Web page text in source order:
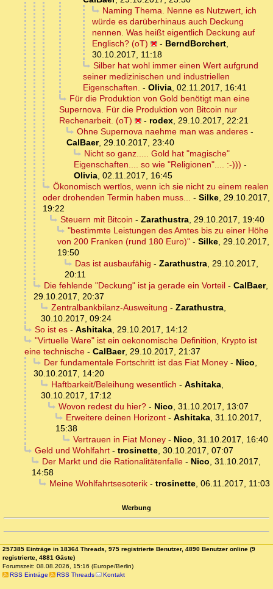
Naming Thema. Nenne es Nutzwert, ich
würde es darüberhinaus auch Deckung
nennen. Was heißt eigentlich Deckung auf
Englisch? (oT)
- BerndBorchert,
30.10.2017, 11:18
Silber hat wohl immer einen Wert aufgrund
seiner medizinischen und industriellen
Eigenschaften. - Olivia, 02.11.2017, 16:41
Für die Produktion von Gold benötigt man eine
Supernova. Für die Produktion von Bitcoin nur
Rechenarbeit. (oT)
- rodex, 29.10.2017, 22:21
Ohne Supernova naehme man was anderes-
CalBaer, 29.10.2017, 23:40
Nicht so ganz..... Gold hat "magische"
Eigenschaften.... so wie "Religionen".... :-))) -
Olivia, 02.11.2017, 16:45
Ökonomisch wertlos, wenn ich sie nicht zu einem realen
oder drohenden Termin haben muss... - Silke, 29.10.2017,
19:22
Steuern mit Bitcoin - Zarathustra, 29.10.2017, 19:40
"bestimmte Leistungen des Amtes bis zu einer Höhe
von 200 Franken (rund 180 Euro)" - Silke, 29.10.2017,
19:50
Das ist ausbaufähig - Zarathustra, 29.10.2017,
20:11
Die fehlende "Deckung" ist ja gerade ein Vorteil- CalBaer,
29.10.2017, 20:37
Zentralbankbilanz-Ausweitung - Zarathustra,
30.10.2017, 09:24
So ist es- Ashitaka, 29.10.2017, 14:12
"Virtuelle Ware" ist ein oekonomische Definition, Krypto ist
eine technische - CalBaer, 29.10.2017, 21:37
Der fundamentale Fortschritt ist das Fiat Money- Nico,
30.10.2017, 14:20
Haftbarkeit/Beleihung wesentlich - Ashitaka,
30.10.2017, 17:12
Wovon redest du hier?- Nico, 31.10.2017, 13:07
Erweitere deinen Horizont- Ashitaka, 31.10.2017,
15:38
Vertrauen in Fiat Money- Nico, 31.10.2017, 16:40
Geld und Wohlfahrt- trosinette, 30.10.2017, 07:07
Der Markt und die Rationalitätenfalle- Nico, 31.10.2017,
14:58
Meine Wohlfahrtsesoterik- trosinette, 06.11.2017, 11:03
Werbung
257385 Einträge in 18364 Threads, 975 registrierte Benutzer, 4890 Benutzer online (9
registrierte, 4881 Gäste)
Forumszeit: 08.08.2026, 15:16 (Europe/Berlin)
RSS Einträge
RSS Threads Kontakt